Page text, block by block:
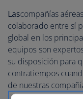
Lascompañías
colaborado entre sí
global en los
equipos son
su disposición para
contratiempos
de nuestras